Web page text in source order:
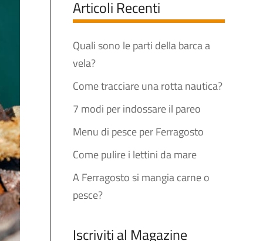
Articoli Recenti
Quali sono le parti della barca a
vela?
Come tracciare una rotta nautica?
7 modi per indossare il pareo
Menu di pesce per Ferragosto
Come pulire i lettini da mare
A Ferragosto si mangia carne o
pesce?
Iscriviti al Magazine